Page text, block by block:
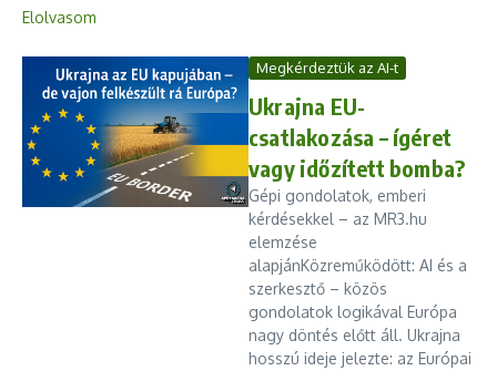
Elolvasom
Megkérdeztük az AI-t
Ukrajna EU-
csatlakozása – ígéret
vagy időzített bomba?
Gépi gondolatok, emberi
kérdésekkel – az MR3.hu
elemzése
alapjánKözreműködött: AI és a
szerkesztő – közös
gondolatok logikával Európa
nagy döntés előtt áll. Ukrajna
hosszú ideje jelezte: az Európai